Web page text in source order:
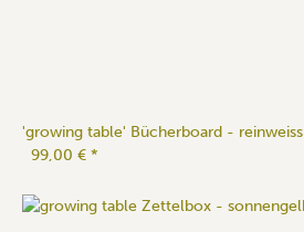
'growing table' Bücherboard - reinweiss
99,00 € *